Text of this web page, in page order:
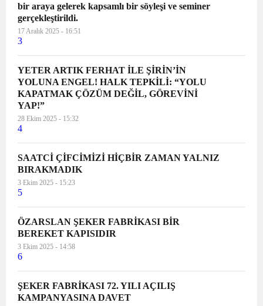
bir araya gelerek kapsamlı bir söyleşi ve seminer
gerçekleştirildi.
17 Aralık 2025 - 16:51
3
YETER ARTIK FERHAT İLE ŞİRİN’İN
YOLUNA ENGEL! HALK TEPKİLİ: “YOLU
KAPATMAK ÇÖZÜM DEĞİL, GÖREVİNİ
YAP!”
28 Ekim 2025 - 15:32
4
SAATCİ ÇİFCİMİZİ HİÇBİR ZAMAN YALNIZ
BIRAKMADIK
3 Ekim 2025 - 15:23
5
ÖZARSLAN ŞEKER FABRİKASI BİR
BEREKET KAPISIDIR
3 Ekim 2025 - 14:58
6
ŞEKER FABRİKASI 72. YILI AÇILIŞ
KAMPANYASINA DAVET